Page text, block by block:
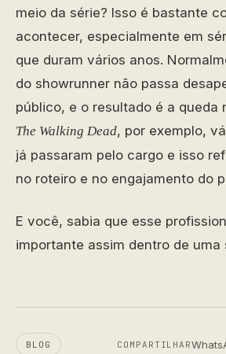
meio da série? Isso é bastante
acontecer, especialmente em
que duram vários anos.
do showrunner não passa
público, e o resultado é a queda
The Walking Dead, por exemplo,
já passaram pelo cargo e isso
no roteiro e no engajamento do
E você, sabia que esse
importante assim dentro de uma
BLOG COMPARTILHAR